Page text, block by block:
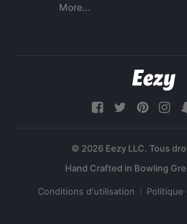
More...
© 2026 Eezy LLC. Tous
Conditions d'utilisation